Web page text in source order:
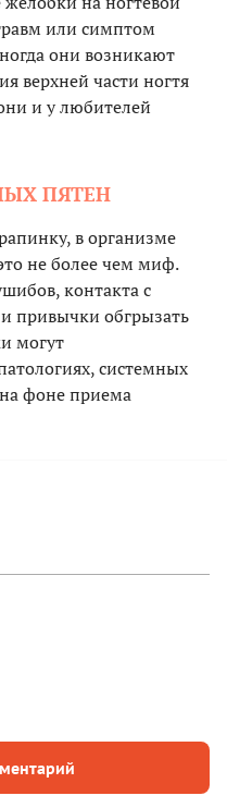
или симптом
они возникают
верхней части ногтя
и у любителей
ПЯТЕН
в организме
не более чем миф.
контакта с
привычки обгрызать
могут
системных
фоне приема